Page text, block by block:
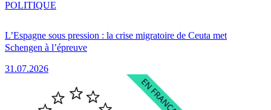
L’Espagne sous pression : la crise migratoire de Ceuta met
Schengen à l’épreuve
31.07.2026
POLITIQUE